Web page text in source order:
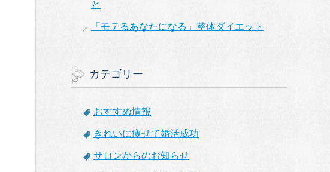
と
「モテるあなたになる」整体ダイエット
カテゴリー
おすすめ情報
きれいに痩せて婚活成功
サロンからのお知らせ